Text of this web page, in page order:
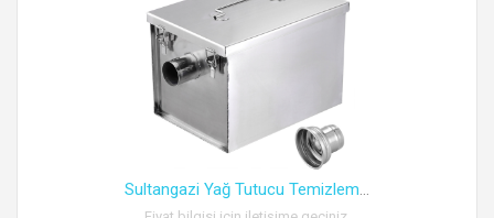
Sultangazi Yağ Tutucu Temizlem...